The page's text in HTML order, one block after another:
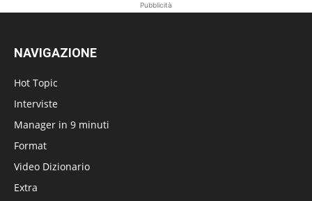
Pubblicità
NAVIGAZIONE
Hot Topic
Interviste
Manager in 9 minuti
Format
Video Dizionario
Extra